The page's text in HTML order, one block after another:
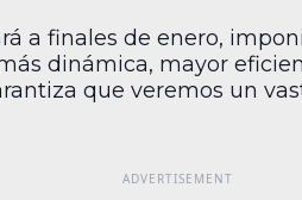
a finales de enero,
dinámica, mayor
que veremos un